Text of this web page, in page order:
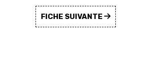
FICHE SUIVANTE